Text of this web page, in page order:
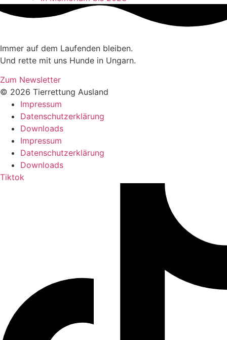
Immer auf dem Laufenden bleiben.
Und rette mit uns Hunde in Ungarn.
Zum Newsletter
© 2026 Tierrettung Ausland
Impressum
Datenschutzerklärung
Downloads
Impressum
Datenschutzerklärung
Downloads
Tiktok